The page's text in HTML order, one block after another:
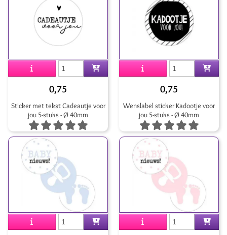
0,75
Sticker met tekst Cadeautje voor
jou 5-stuks - Ø 40mm
0,75
Wenslabel sticker Kadootje voor
jou 5-stuks - Ø 40mm